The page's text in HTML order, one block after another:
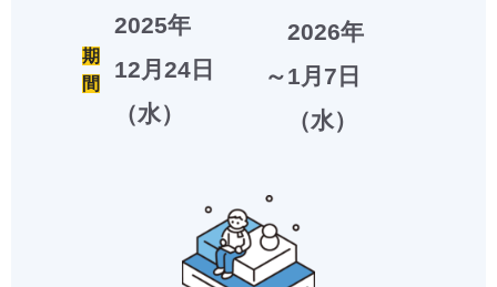
期
間
2025年
12月24日
（水）
～
2026年
1月7日
（水）